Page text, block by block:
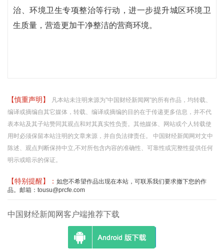
治、环境卫生专项整治等行动，进一步提升城区环境卫
生质量，营造更加干净整洁的营商环境。
【慎重声明】
凡本站未注明来源为"中国财经新闻网"的所有作品，均转载、
编译或摘编自其它媒体，转载、编译或摘编的目的在于传递更多信息，并不代
表本站及其子站赞同其观点和对其真实性负责。其他媒体、网站或个人转载使
用时必须保留本站注明的文章来源，并自负法律责任。 中国财经新闻网对文中
陈述、观点判断保持中立,不对所包含内容的准确性、可靠性或完整性提供任何
明示或暗示的保证。
【特别提醒】： 如您不希望作品出现在本站，可联系我们要求撤下您的作
品。邮箱：tousu@prcfe.com
中国财经新闻网客户端推荐下载